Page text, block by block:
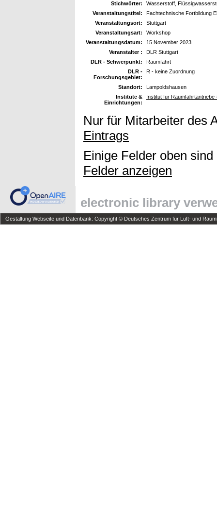
Stichwörter:
Wasserstoff,
Veranstaltungstitel:
Fachtechnische Fortbildung
Veranstaltungsort:
Stuttgart
Veranstaltungsart:
Workshop
Veranstaltungsdatum:
15 November 2023
Veranstalter :
DLR Stuttgart
DLR - Schwerpunkt:
Raumfahrt
DLR -
Forschungsgebiet:
R - keine Zuordnung
Standort:
Lampoldshausen
Institute &
Einrichtungen:
Institut für Raumfahrtantriebe
Nur für Mitarbeiter des
Eintrags
Einige Felder oben
Felder anzeigen
electronic library
Gestaltung Webseite und Datenbank: Copyright © Deutsches Zentrum für Luft- und